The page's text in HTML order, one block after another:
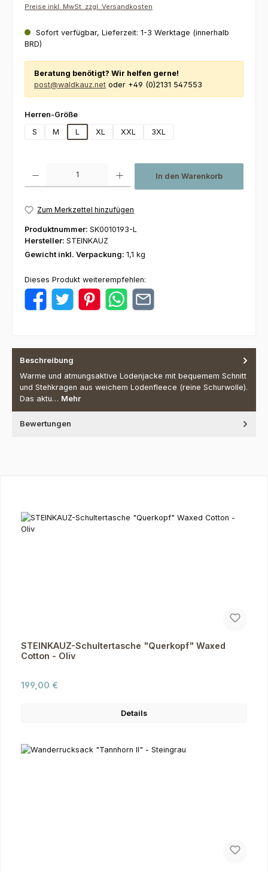
Preise inkl. MwSt. zzgl. Versandkosten
Sofort verfügbar, Lieferzeit: 1-3 Werktage (innerhalb
BRD)
Beratung benötigt? Wir helfen gerne!
post@waldkauz.net oder +49 (0)2131 547553
Herren-Größeauswählen
S
M L XL XXL 3XL
In den Warenkorb
Zum Merkzettel hinzufügen
Produktnummer: SK0010193-L
Hersteller: STEINKAUZ
Gewicht inkl. Verpackung: 1,1 kg
Dieses Produkt weiterempfehlen:
Beschreibung
Warme und atmungsaktive Lodenjacke mit bequemem Schnitt
und Stehkragen aus weichem Lodenfleece (reine Schurwolle).
Das aktu… Mehr
Bewertungen
STEINKAUZ-Schultertasche "Querkopf" Waxed
Cotton - Oliv
Regulärer Preis:
199,00 €
Details